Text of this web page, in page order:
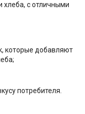
хлеба, с отличными
которые добавляют
потребителя.